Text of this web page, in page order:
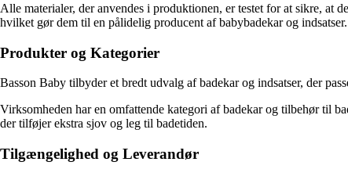
Alle materialer, der anvendes i produktionen, er testet for at sikre,
hvilket gør dem til en pålidelig producent af babybadekar og indsatser.
Produkter og Kategorier
Basson Baby tilbyder et bredt udvalg af badekar og indsatser, der
Virksomheden har en omfattende kategori af badekar og tilbehør til
der tilføjer ekstra sjov og leg til badetiden.
Tilgængelighed og Leverandør